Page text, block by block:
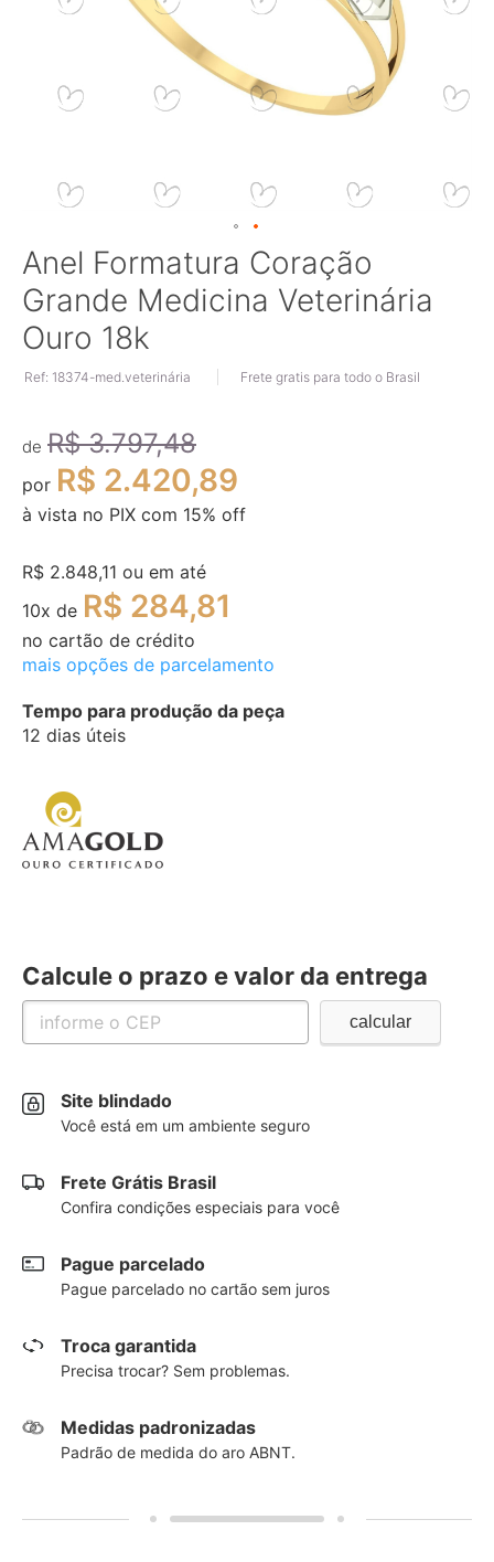
Saltar
para
o
da
de
Anel Formatura Coração
Grande Medicina Veterinária
Ouro 18k
Ref: 18374-med.veterinária Frete gratis para todo o Brasil
de R$ 3.797,48
por R$ 2.420,89
à vista no PIX com 15% off
R$ 2.848,11 ou em até
10x de R$ 284,81
no cartão de crédito
mais opções de parcelamento
Tempo para produção da peça
12 dias úteis
Calcule o prazo e valor da entrega
Site blindado
Você está em um ambiente seguro
Frete Grátis Brasil
Confira condições especiais para você
Pague parcelado
Pague parcelado no cartão sem juros
Troca garantida
Precisa trocar? Sem problemas.
Medidas padronizadas
Padrão de medida do aro ABNT.